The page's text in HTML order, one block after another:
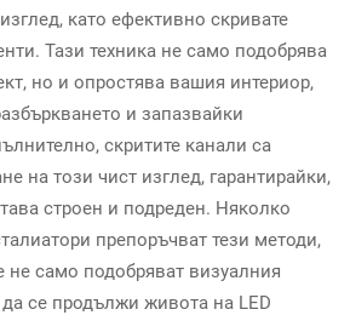
като ефективно скривате
Тази техника не само подобрява
но и опростява вашия интериор,
и запазвайки
скритите канали са
на този чист изглед, гарантирайки,
строен и подреден. Няколко
препоръчват тези методи,
не само подобряват визуалния
се продължи живота на LED